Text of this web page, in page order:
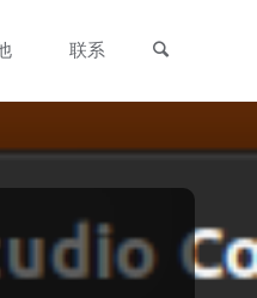
联系